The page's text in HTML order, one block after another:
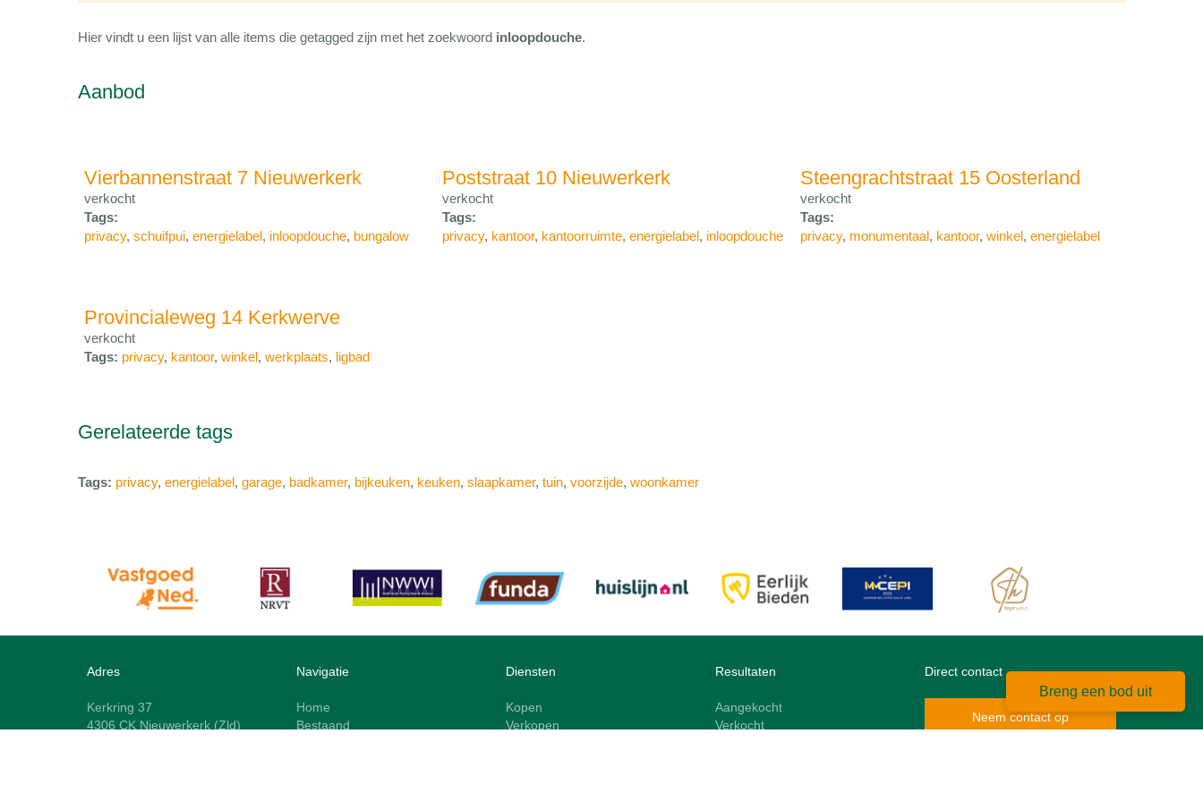
Hier vindt u een lijst van alle items die getagged zijn met het zoekwoord inloopdouche.
Aanbod
Vierbannenstraat 7 Nieuwerkerk
verkocht
Tags:
privacy, schuifpui, energielabel, inloopdouche, bungalow
Poststraat 10 Nieuwerkerk
verkocht
Tags:
privacy, kantoor, kantoorruimte, energielabel, inloopdouche
Steengrachtstraat 15 Oosterland
verkocht
Tags:
privacy, monumentaal, kantoor, winkel, energielabel
Provincialeweg 14 Kerkwerve
verkocht
Tags: privacy, kantoor, winkel, werkplaats, ligbad
Gerelateerde tags
Tags: privacy, energielabel, garage, badkamer, bijkeuken, keuken, slaapkamer, tuin, voorzijde, woonkamer
Adres
Kerkring 37
4306 CK Nieuwerkerk (Zld)
Navigatie
Home
Bestaand
Diensten
Kopen
Verkopen
Resultaten
Aangekocht
Verkocht
Direct contact
Neem contact op
Breng een bod uit